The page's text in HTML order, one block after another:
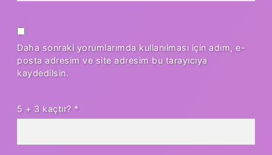
Daha sonraki yorumlarımda kullanılması için adım, e-
posta adresim ve site adresim bu tarayıcıya
kaydedilsin.
5 + 3 kaçtır? *